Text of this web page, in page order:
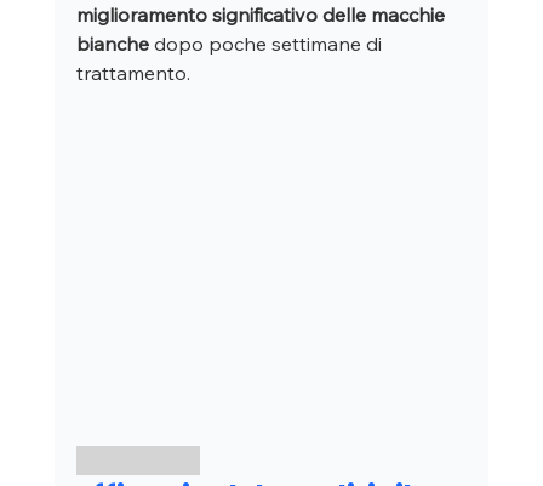
miglioramento significativo delle macchie
bianche dopo poche settimane di
trattamento.